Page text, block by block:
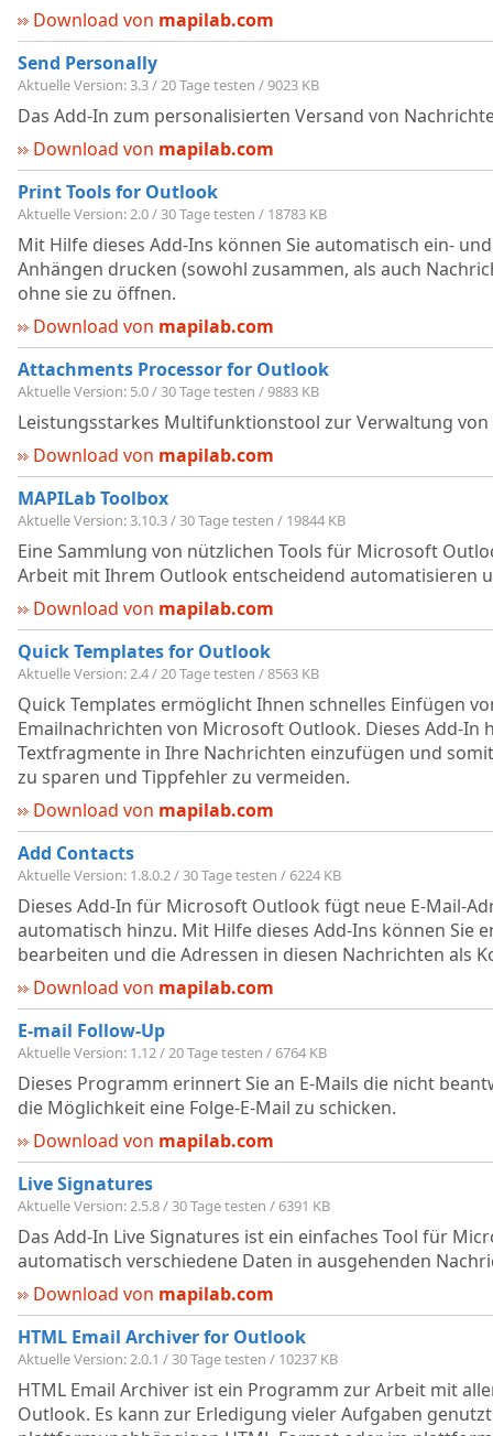
Download von mapilab.com
Send Personally
Aktuelle Version: 3.3 / 20 Tage testen / 9023 KB
Das Add-In zum personalisierten Versand von
Download von mapilab.com
Print Tools for Outlook
Aktuelle Version: 2.0 / 30 Tage testen / 18783 KB
Mit Hilfe dieses Add-Ins können Sie automatisch ein-
Anhängen drucken (sowohl zusammen, als auch
ohne sie zu öffnen.
Download von mapilab.com
Attachments Processor for Outlook
Aktuelle Version: 5.0 / 30 Tage testen / 9883 KB
Leistungsstarkes Multifunktionstool zur Verwaltung
Download von mapilab.com
MAPILab Toolbox
Aktuelle Version: 3.10.3 / 30 Tage testen / 19844 KB
Eine Sammlung von nützlichen Tools für Microsoft
Arbeit mit Ihrem Outlook entscheidend automatisieren
Download von mapilab.com
Quick Templates for Outlook
Aktuelle Version: 2.4 / 20 Tage testen / 8563 KB
Quick Templates ermöglicht Ihnen schnelles Einfügen
Emailnachrichten von Microsoft Outlook. Dieses Add-
Textfragmente in Ihre Nachrichten einzufügen und
zu sparen und Tippfehler zu vermeiden.
Download von mapilab.com
Add Contacts
Aktuelle Version: 1.8.0.2 / 30 Tage testen / 6224 KB
Dieses Add-In für Microsoft Outlook fügt neue E-Mail-
automatisch hinzu. Mit Hilfe dieses Add-Ins können Sie
bearbeiten und die Adressen in diesen Nachrichten als
Download von mapilab.com
E-mail Follow-Up
Aktuelle Version: 1.12 / 20 Tage testen / 6764 KB
Dieses Programm erinnert Sie an E-Mails die nicht
die Möglichkeit eine Folge-E-Mail zu schicken.
Download von mapilab.com
Live Signatures
Aktuelle Version: 2.5.8 / 30 Tage testen / 6391 KB
Das Add-In Live Signatures ist ein einfaches Tool für
automatisch verschiedene Daten in ausgehenden
Download von mapilab.com
HTML Email Archiver for Outlook
Aktuelle Version: 2.0.1 / 30 Tage testen / 10237 KB
HTML Email Archiver ist ein Programm zur Arbeit mit
Outlook. Es kann zur Erledigung vieler Aufgaben